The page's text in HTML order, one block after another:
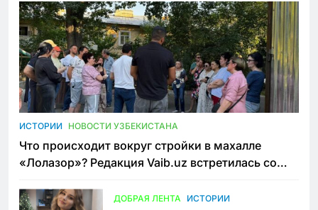
ИСТОРИИ НОВОСТИ УЗБЕКИСТАНА
Что происходит вокруг стройки в махалле
«Лолазор»? Редакция Vaib.uz встретилась со
ДОБРАЯ ЛЕНТА ИСТОРИИ